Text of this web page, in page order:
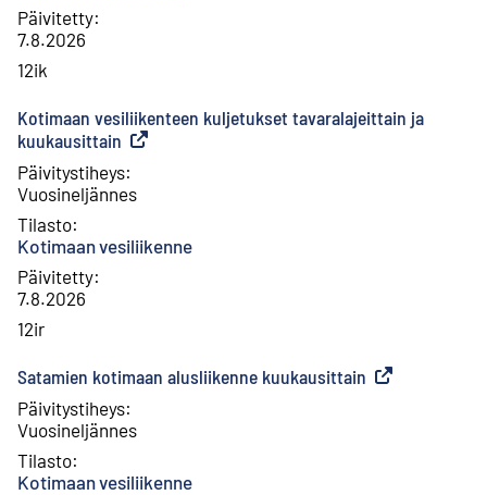
Päivitetty:
7.8.2026
12ik
Kotimaan vesiliikenteen kuljetukset tavaralajeittain ja
kuukausittain Ulkoinen linkki
Päivitystiheys:
Vuosineljännes
Tilasto:
Kotimaan vesiliikenne
Päivitetty:
7.8.2026
12ir
Satamien kotimaan alusliikenne kuukausittain Ulkoinen linkki
Päivitystiheys:
Vuosineljännes
Tilasto:
Kotimaan vesiliikenne